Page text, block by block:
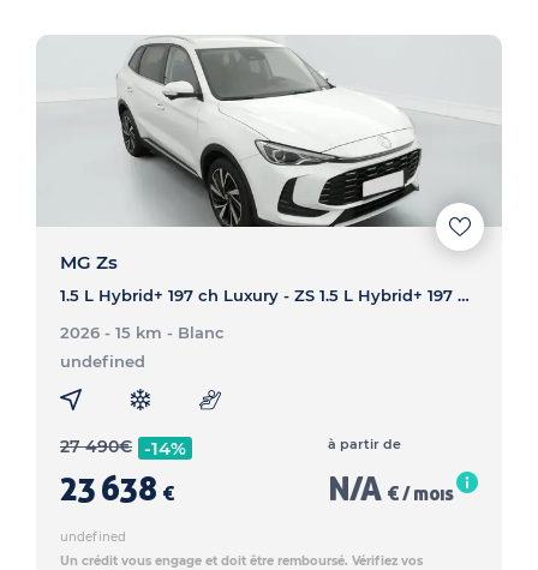
MG Zs
1.5 L Hybrid+ 197 ch Luxury - ZS 1.5 L Hybrid+ 197 ch Luxury
2026 - 15 km - Blanc
undefined
27 490€ -14%
23 638 €
à partir de
N/A € / mois
undefined
Un crédit vous engage et doit être remboursé. Vérifiez vos